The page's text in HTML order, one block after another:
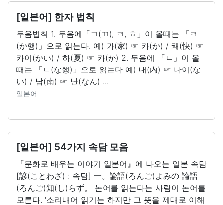
[일본어] 한자 법칙
두음법칙 1. 두음에「ㄱ(ㄲ), ㅋ, ㅎ」이 올때는 「ㅋ
(か행)」으로 읽는다. 예) 가(家) ☞ 카(か) / 쾌(快) ☞
카이(かい) / 하(夏) ☞ 카(か) 2. 두음에 「ㄴ」이 올
때는 「ㄴ(な행)」으로 읽는다 예) 내(內) ☞ 나이(な
い) / 남(南) ☞ 난(なん) ...
일본어
[일본어] 54가지 속담 모음
『문화로 배우는 이야기 일본어』에 나오는 일본 속담
[諺(ことわざ) : 속담] 一。論語(ろんご)よみの 論語
(ろんご)知(し)らず。 논어를 읽는다는 사람이 논어를
모른다. ‘소리내어 읽기는 하지만 그 뜻을 제대로 이해